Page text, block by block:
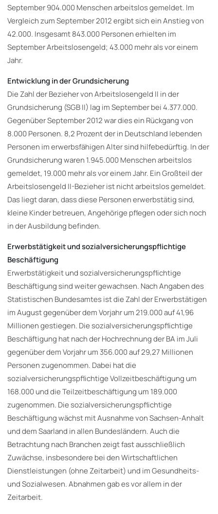
September 904.000 Menschen arbeitslos gemeldet. Im
Vergleich zum September 2012 ergibt sich ein Anstieg von
42.000. Insgesamt 843.000 Personen erhielten im
September Arbeitslosengeld; 43.000 mehr als vor einem
Jahr.
Entwicklung in der Grundsicherung
Die Zahl der Bezieher von Arbeitslosengeld II in der
Grundsicherung (SGB II) lag im September bei 4.377.000.
Gegenüber September 2012 war dies ein Rückgang von
8.000 Personen. 8,2 Prozent der in Deutschland lebenden
Personen im erwerbsfähigen Alter sind hilfebedürftig. In der
Grundsicherung waren 1.945.000 Menschen arbeitslos
gemeldet, 19.000 mehr als vor einem Jahr. Ein Großteil der
Arbeitslosengeld II-Bezieher ist nicht arbeitslos gemeldet.
Das liegt daran, dass diese Personen erwerbstätig sind,
kleine Kinder betreuen, Angehörige pflegen oder sich noch
in der Ausbildung befinden.
Erwerbstätigkeit und sozialversicherungspflichtige
Beschäftigung
Erwerbstätigkeit und sozialversicherungspflichtige
Beschäftigung sind weiter gewachsen. Nach Angaben des
Statistischen Bundesamtes ist die Zahl der Erwerbstätigen
im August gegenüber dem Vorjahr um 219.000 auf 41,96
Millionen gestiegen. Die sozialversicherungspflichtige
Beschäftigung hat nach der Hochrechnung der BA im Juli
gegenüber dem Vorjahr um 356.000 auf 29,27 Millionen
Personen zugenommen. Dabei hat die
sozialversicherungspflichtige Vollzeitbeschäftigung um
168.000 und die Teilzeitbeschäftigung um 189.000
zugenommen. Die sozialversicherungspflichtige
Beschäftigung wächst mit Ausnahme von Sachsen-Anhalt
und dem Saarland in allen Bundesländern. Auch die
Betrachtung nach Branchen zeigt fast ausschließlich
Zuwächse, insbesondere bei den Wirtschaftlichen
Dienstleistungen (ohne Zeitarbeit) und im Gesundheits-
und Sozialwesen. Abnahmen gab es vor allem in der
Zeitarbeit.